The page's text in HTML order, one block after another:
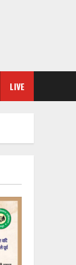
LIVE